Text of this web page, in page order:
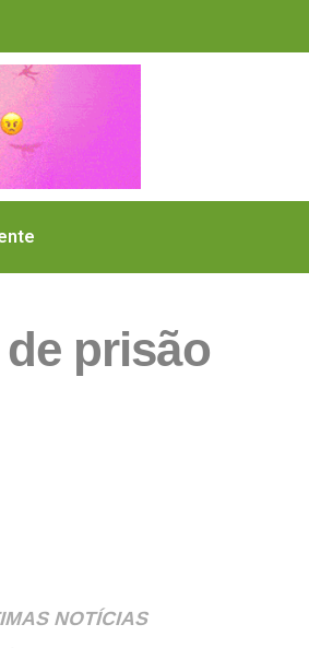
prisão
NOTÍCIAS